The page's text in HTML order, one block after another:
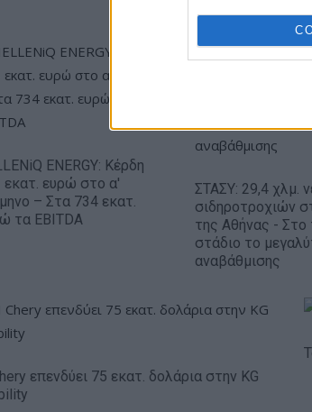
ENERGY: Κέρδη
εκατ. ευρώ στο α'
– Στα 734 εκατ.
τα EBITDA
ΣΤΑΣΥ: 29,4 χλμ.
σιδηροτροχιών
της Αθήνας - Στο
στάδιο το
αναβάθμισης
επενδύει 75 εκατ. δολάρια στην KG